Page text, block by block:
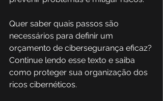
Quer saber quais passos são
necessários para definir um
orçamento de cibersegurança eficaz?
Continue lendo esse texto e saiba
como proteger sua organização dos
ricos cibernéticos.